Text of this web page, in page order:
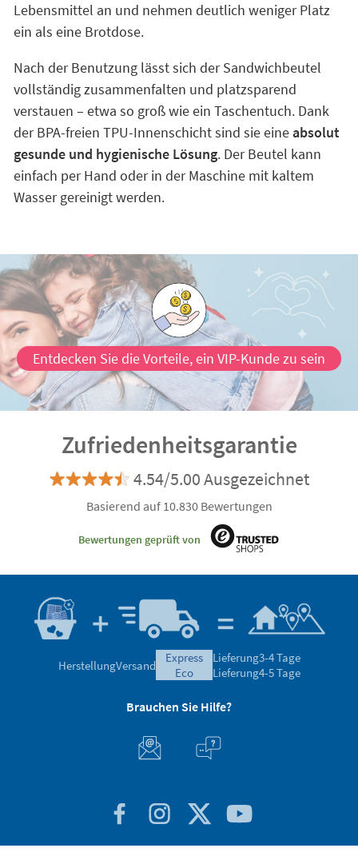
Lebensmittel an und nehmen deutlich weniger Platz
ein als eine Brotdose.
Nach der Benutzung lässt sich der Sandwichbeutel
vollständig zusammenfalten und platzsparend
verstauen – etwa so groß wie ein Taschentuch. Dank
der BPA-freien TPU-Innenschicht sind sie eineabsolut
gesunde und hygienische Lösung. Der Beutel kann
einfach per Hand oder in der Maschine mit kaltem
Wasser gereinigt werden.
Entdecken Sie die Vorteile, ein VIP-Kunde zu sein
Zufriedenheitsgarantie
4.54/5.00 Ausgezeichnet
Basierend auf 10.830 Bewertungen
Bewertungen geprüft von
HerstellungVersand
express
eco
Lieferung3-4 Tage
Lieferung4-5 Tage
Brauchen Sie Hilfe?